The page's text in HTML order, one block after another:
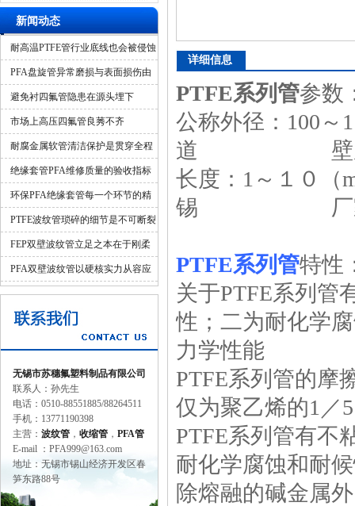
新闻动态
耐高温PTFE管行业底线也会被侵蚀
吗？
PFA盘旋管异常磨损与表面损伤由
什么造成？
避免衬四氟管隐患在源头埋下
市场上高压四氟管良莠不齐
耐腐金属软管清洁保护是贯穿全程
的隐形保障
绝缘套管PFA维修质量的验收指标
环保PFA绝缘套管每一个环节的精
细化管控
PTFE波纹管琐碎的细节是不可断裂
的一环
FEP双壁波纹管立足之本在于刚柔
并济的科学设计
PFA双壁波纹管以硬核实力从容应
对工业苛刻环境
无锡市苏穗氟塑料制品有限公司
联系人：孙先生
电话：0510-88551885/88264511
手机：13771190398
主营： 波纹管 ， 收缩管 ， PFA管
E-mail ：PFA999@163.com
地址：无锡市锡山经济开发区春
笋东路88号
详细信息
PTFE系列管参数
公称外径：
道 壁厚：
长度：1～
锡 厂家：无
PTFE系列管特性
关于PTFE系列管
性；二为耐化学
力学性能
PTFE系列管的摩
仅为聚乙烯的1／
PTFE系列管有不
耐化学腐蚀和耐
除熔融的碱金属